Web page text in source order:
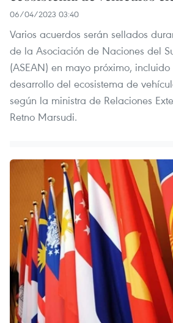
06/04/2023 03:40
Varios acuerdos serán sellados
de la Asociación de Naciones del
(ASEAN) en mayo próximo,
desarrollo del ecosistema de
según la ministra de Relaciones
Retno Marsudi.